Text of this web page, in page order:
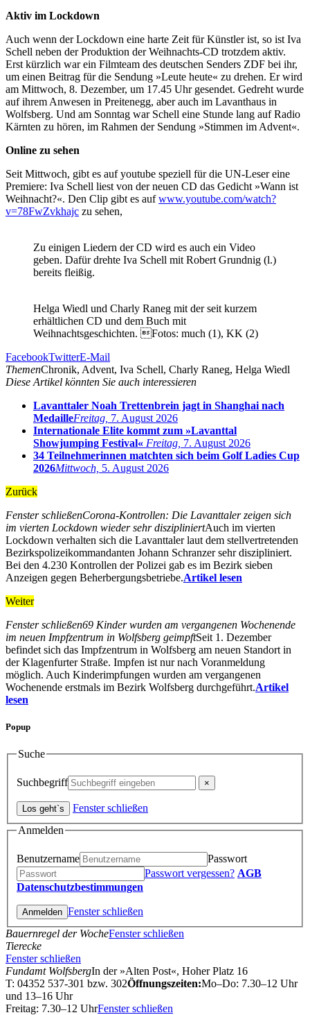
Aktiv im Lockdown
Auch wenn der Lockdown eine harte Zeit für Künstler ist, so ist Iva
Schell neben der Produktion der Weihnachts-CD trotzdem aktiv.
Erst kürzlich war ein Filmteam des deutschen Senders ZDF bei ihr,
um einen Beitrag für die Sendung »Leute heute« zu drehen. Er wird
am Mittwoch, 8. Dezember, um 17.45 Uhr gesendet. Gedreht wurde
auf ihrem Anwesen in Preitenegg, aber auch im Lavanthaus in
Wolfsberg. Und am Sonntag war Schell eine Stunde lang auf Radio
Kärnten zu hören, im Rahmen der Sendung »Stimmen im Advent«.
Online zu sehen
Seit Mittwoch, gibt es auf youtube speziell für die UN-Leser eine
Premiere: Iva Schell liest von der neuen CD das Gedicht »Wann ist
Weihnacht?«. Den Clip gibt es aufwww.youtube.com/watch?
v=78FwZvkhajc zu sehen,
Zu einigen Liedern der CD wird es auch ein Video
geben. Dafür drehte Iva Schell mit Robert Grundnig (l.)
bereits fleißig.
Helga Wiedl und Charly Raneg mit der seit kurzem
erhältlichen CD und dem Buch mit
Weihnachtsgeschichten. Fotos: much (1), KK (2)
FacebookTwitterE-Mail
ThemenChronik, Advent, Iva Schell, Charly Raneg, Helga Wiedl
Diese Artikel könnten Sie auch interessieren
Lavanttaler Noah Trettenbrein jagt in Shanghai nach
MedailleFreitag, 7. August 2026
Internationale Elite kommt zum »Lavanttal
Showjumping Festival« Freitag, 7. August 2026
34 Teilnehmerinnen matchten sich beim Golf Ladies Cup
2026Mittwoch, 5. August 2026
Zurück
Fenster schließenCorona-Kontrollen: Die Lavanttaler zeigen sich
im vierten Lockdown wieder sehr diszipliniertAuch im vierten
Lockdown verhalten sich die Lavanttaler laut dem stellvertretenden
Bezirkspolizeikommandanten Johann Schranzer sehr diszipliniert.
Bei den 4.230 Kontrollen der Polizei gab es im Bezirk sieben
Anzeigen gegen Beherbergungsbetriebe.Artikel lesen
Weiter
Fenster schließen69 Kinder wurden am vergangenen Wochenende
im neuen Impfzentrum in Wolfsberg geimpftSeit 1. Dezember
befindet sich das Impfzentrum in Wolfsberg am neuen Standort in
der Klagenfurter Straße. Impfen ist nur nach Voranmeldung
möglich. Auch Kinderimpfungen wurden am vergangenen
Wochenende erstmals im Bezirk Wolfsberg durchgeführt.Artikel
lesen
Popup
Suche
Suchbegriff
Fenster schließen
Anmelden
Benutzername
Passwort
Passwort vergessen? AGB
Datenschutzbestimmungen
Fenster schließen
Bauernregel der WocheFenster schließen
Tierecke
Fenster schließen
Fundamt WolfsbergIn der »Alten Post«, Hoher Platz 16
T: 04352 537-301 bzw. 302Öffnungszeiten:Mo–Do: 7.30–12 Uhr
und 13–16 Uhr
Freitag: 7.30–12 UhrFenster schließen